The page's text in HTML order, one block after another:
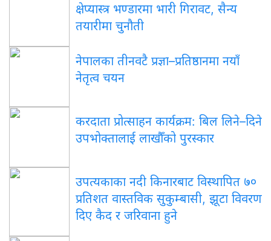
क्षेप्यास्त्र भण्डारमा भारी गिरावट, सैन्य
तयारीमा चुनौती
नेपालका तीनवटै प्रज्ञा–प्रतिष्ठानमा नयाँ
नेतृत्व चयन
करदाता प्रोत्साहन कार्यक्रम: बिल लिने–दिने
उपभोक्तालाई लाखौँको पुरस्कार
उपत्यकाका नदी किनारबाट विस्थापित ७०
प्रतिशत वास्तविक सुकुम्बासी, झूटा विवरण
दिए कैद र जरिवाना हुने